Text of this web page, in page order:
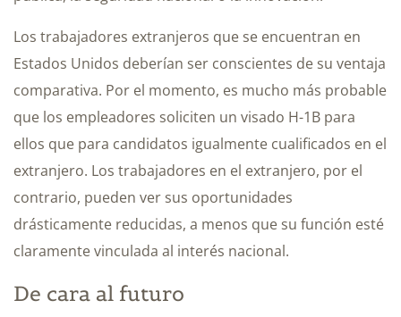
Los trabajadores extranjeros que se encuentran en
Estados Unidos deberían ser conscientes de su ventaja
comparativa. Por el momento, es mucho más probable
que los empleadores soliciten un visado H-1B para
ellos que para candidatos igualmente cualificados en el
extranjero. Los trabajadores en el extranjero, por el
contrario, pueden ver sus oportunidades
drásticamente reducidas, a menos que su función esté
claramente vinculada al interés nacional.
De cara al futuro